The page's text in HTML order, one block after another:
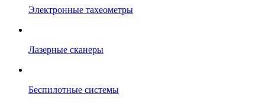
Электронные тахеометры
Лазерные сканеры
Беспилотные системы